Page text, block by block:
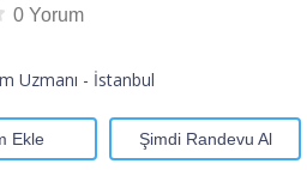
0 Yorum
Uzmanı - İstanbul
Ekle Şimdi Randevu Al